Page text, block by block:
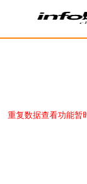
重复数据查看功能暂